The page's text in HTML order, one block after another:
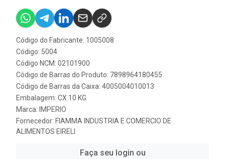
Código do Fabricante: 1005008
Código: 5004
Código NCM: 02101900
Código de Barras do Produto: 7898964180455
Código de Barras da Caixa: 4005004010013
Embalagem: CX 10 KG
Marca: IMPERIO
Fornecedor: FIAMMA INDUSTRIA E COMERCIO DE
ALIMENTOS EIRELI
Faça seu login ou